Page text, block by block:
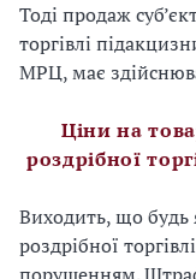
Тоді продаж
торгівлі
МРЦ, має
Ціни на
роздрібної
Виходить, що будь
роздрібної